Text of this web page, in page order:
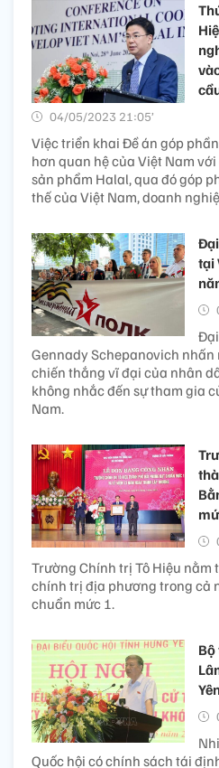
04/05/2023 21:05’
Việc triển khai Đề án góp
hơn quan hệ của Việt Nam
sản phẩm Halal, qua đó góp
thế của Việt Nam, doanh
tại
Gennady Schepanovich nhấn
chiến thắng vĩ đại của nhân
không nhắc đến sự tham gia
Nam.
Trường Chính trị Tô Hiệu
chính trị địa phương trong cả
chuẩn mức 1.
Quốc hội có chính sách tái